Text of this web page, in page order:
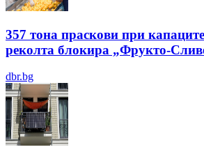
357 тона праскови при
реколта блокира „Фрукто-
dbr.bg